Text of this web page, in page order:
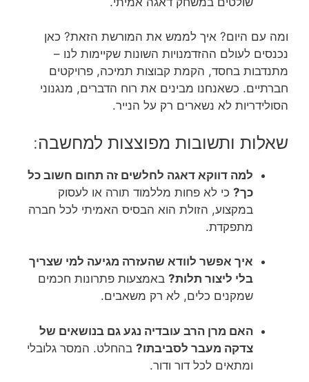
ומה עם היום? איך לממש את המורשת הזאת? כאן
נכנסים לעולם ההזדמנויות השונות שקיימות לנו –
מתנדבות בחסד, הקמת קבוצות תמיכה, פרויקטים
חברתיים. כשאנחנו מבינים את רוח הדברים, מנגנוני
הסולידריות לא נשארים רק על הנייר.
שאלות ותשובות מפוצצות למחשבה:
למה דווקא דאגה לחלשים זה תחום חשוב כל
כך? כי לא פחות מללמוד תורה או לעסוק
במקצוע, הזולת הוא הבסיס האמיתי לכל חברה
מתפקדת.
איך אפשר לוודא שהעזרה מגיעה למי שצריך
בלי ליצור תלות? באמצעות פתרונות חכמים
שמקנים כלים, לא רק משאבים.
האם מרן הרב עובדיה נגע גם בנושאים של
צדקה מעבר לסביבתו? בהחלט. המסר גלובלי
ומתאים לכל דור ודור.